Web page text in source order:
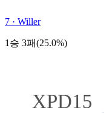
7 · Willer
1승 3패(25.0%)
XPD15